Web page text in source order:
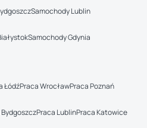
Samochody Lublin
Samochody Gdynia
ŁódźPraca WrocławPraca Poznań
Praca LublinPraca Katowice